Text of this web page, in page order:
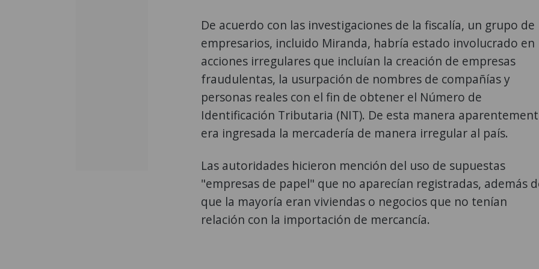
De acuerdo con las investigaciones de la fiscalía, un grupo de
empresarios, incluido Miranda, habría estado involucrado en
acciones irregulares que incluían la creación de empresas
fraudulentas, la usurpación de nombres de compañías y
personas reales con el fin de obtener el Número de
Identificación Tributaria (NIT). De esta manera
era ingresada la mercadería de manera irregular al país.
Las autoridades hicieron mención del uso de supuestas
"empresas de papel" que no aparecían registradas, además
que la mayoría eran viviendas o negocios que no tenían
relación con la importación de mercancía.